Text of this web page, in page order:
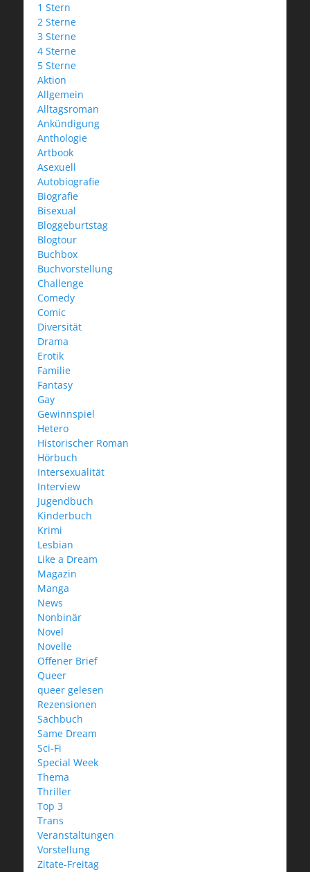
1 Stern
2 Sterne
3 Sterne
4 Sterne
5 Sterne
Aktion
Allgemein
Alltagsroman
Ankündigung
Anthologie
Artbook
Asexuell
Autobiografie
Biografie
Bisexual
Bloggeburtstag
Blogtour
Buchbox
Buchvorstellung
Challenge
Comedy
Comic
Diversität
Drama
Erotik
Familie
Fantasy
Gay
Gewinnspiel
Hetero
Historischer Roman
Hörbuch
Intersexualität
Interview
Jugendbuch
Kinderbuch
Krimi
Lesbian
Like a Dream
Magazin
Manga
News
Nonbinär
Novel
Novelle
Offener Brief
Queer
queer gelesen
Rezensionen
Sachbuch
Same Dream
Sci-Fi
Special Week
Thema
Thriller
Top 3
Trans
Veranstaltungen
Vorstellung
Zitate-Freitag